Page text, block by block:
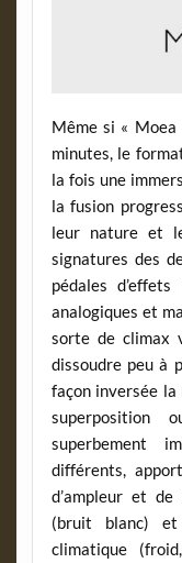
Même si «
minutes, le
la fois une
la fusion
leur nature et
signatures des
pédales
analogiques et
sorte de climax
dissoudre peu à
façon inversée
superposition
superbement
différents,
d’ampleur et
(bruit blanc) et
climatique